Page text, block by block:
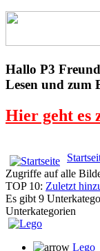
Hallo P3
Lesen und zum
Hier geht es
Zugriffe auf alle
TOP 10: Zuletzt
Es gibt 9
Unterkategorien
Lego